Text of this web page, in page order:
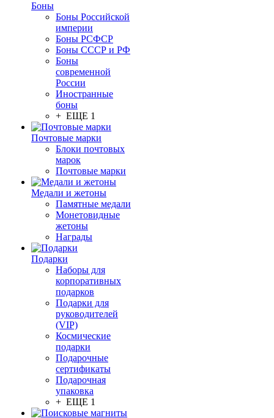
Боны
Боны Российской
империи
Боны РСФСР
Боны СССР и РФ
Боны
современной
России
Иностранные
боны
+ ЕЩЕ 1
Почтовые марки
Блоки почтовых
марок
Почтовые марки
Медали и жетоны
Памятные медали
Монетовидные
жетоны
Награды
Подарки
Наборы для
корпоративных
подарков
Подарки для
руководителей
(VIP)
Космические
подарки
Подарочные
сертификаты
Подарочная
упаковка
+ ЕЩЕ 1